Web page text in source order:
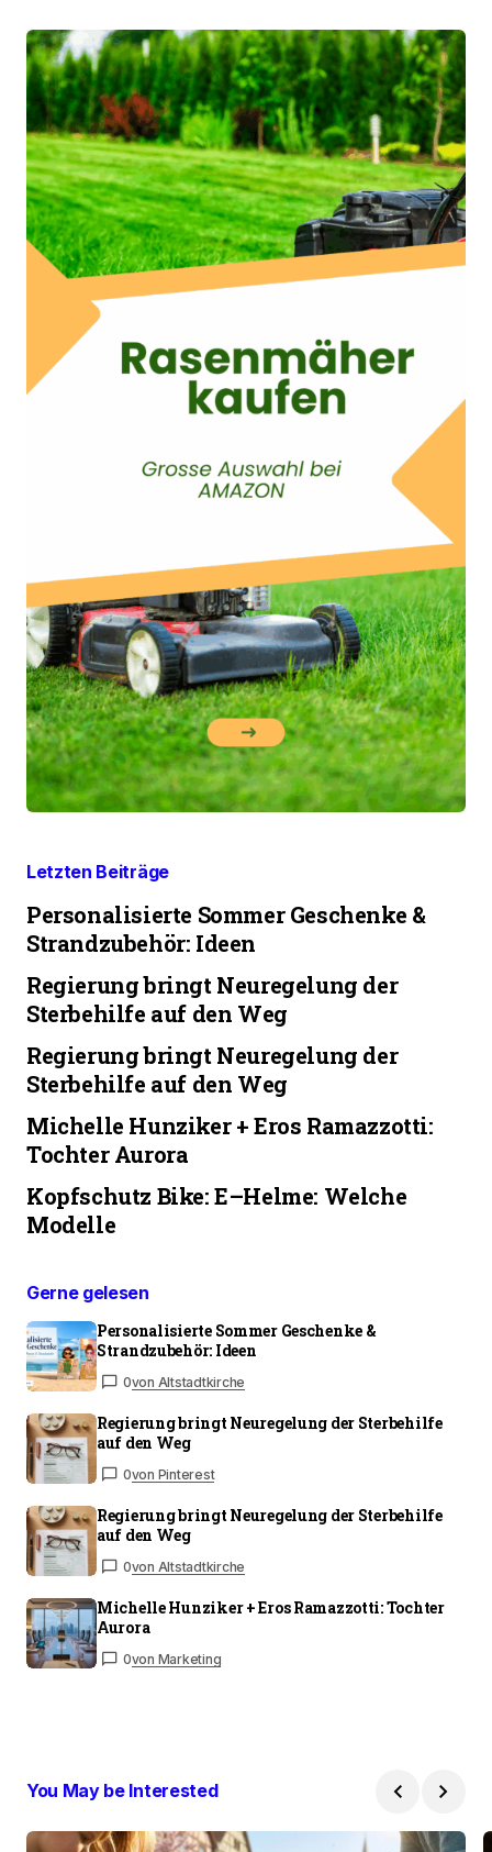
Letzten Beiträge
Personalisierte Sommer Geschenke &
Strandzubehör: Ideen
Regierung bringt Neuregelung der
Sterbehilfe auf den Weg
Regierung bringt Neuregelung der
Sterbehilfe auf den Weg
Michelle Hunziker + Eros Ramazzotti:
Tochter Aurora
Kopfschutz Bike: E–Helme: Welche
Modelle
Gerne gelesen
Personalisierte Sommer Geschenke &
Strandzubehör: Ideen
0von Altstadtkirche
Regierung bringt Neuregelung der Sterbehilfe
auf den Weg
0von Pinterest
Regierung bringt Neuregelung der Sterbehilfe
auf den Weg
0von Altstadtkirche
Michelle Hunziker + Eros Ramazzotti: Tochter
Aurora
0von Marketing
You May be Interested